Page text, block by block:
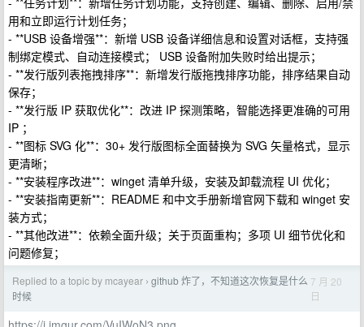
用和立即运行计划任务；
- **USB 设备增强**：新增 USB 设备详细信息和设置对话框，支持强
制绑定模式、自动连接模式； USB 设备附加失败时给出提示；
- **发行版列表拖拽排序**：新增发行版拖拽排序功能，排序结果自动
保存；
- **发行版 IP 获取优化**：改进 IP 探测策略，智能选择更准确的可用
IP ；
- **图标 SVG 化**：30+ 发行版图标全面替换为 SVG 矢量格式，显示
更清晰；
- **安装程序改进**：winget 清单升级，安装及卸载流程 UI 优化；
- **安装指南更新**：README 和中文手册新增官网下载和 winget 安
装方式；
- **其他改进**：依赖全面升级；关于页面重构；多项 UI 细节优化和
问题修复；
Replied to a topic by mcayear › github 炸了，不知道这次恢复是什么
时候
7 月 20
日